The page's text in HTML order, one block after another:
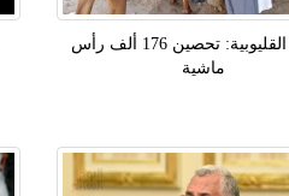
بيطرى القليوبية: تحصين 176 ألف رأس
ماشية